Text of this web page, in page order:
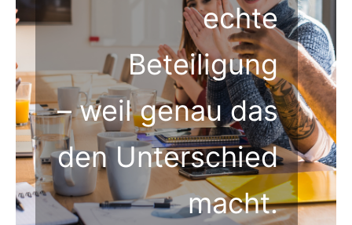
echte
Beteiligung
– weil genau das
den Unterschied
macht.